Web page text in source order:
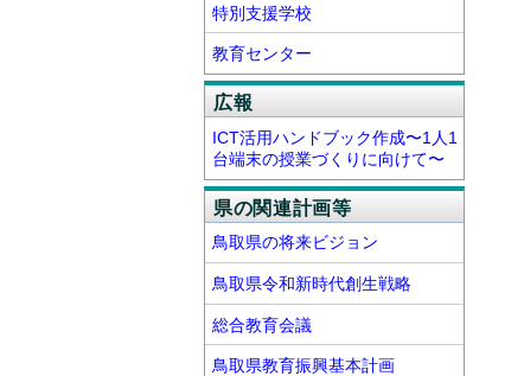
特別支援学校
教育センター
広報
ICT活用ハンドブック作成〜1人1
台端末の授業づくりに向けて〜
県の関連計画等
鳥取県の将来ビジョン
鳥取県令和新時代創生戦略
総合教育会議
鳥取県教育振興基本計画